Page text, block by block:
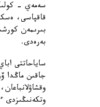
سەمەي -
قاقپاسى،
بىرىمەن
بەرەدى.
ساياحاتتى
جاقىن ماڭدا
وتكەنىڭىزدى